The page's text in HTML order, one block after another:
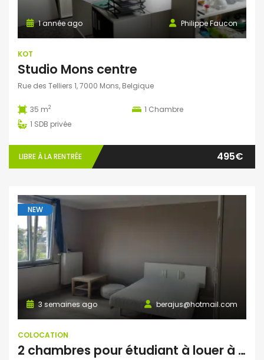
Philippe Faucon
1 année ago
KOT
Studio Mons centre
Rue des Telliers 1, 7000 Mons, Belgique
35 m2 1 Chambre
1 SDB privée
LIBRE À LA RENTRÉE 495€
NEW
berajus@hotmail.com
3 semaines ago
COLOCATION
2 chambres pour étudiant à louer à Mons